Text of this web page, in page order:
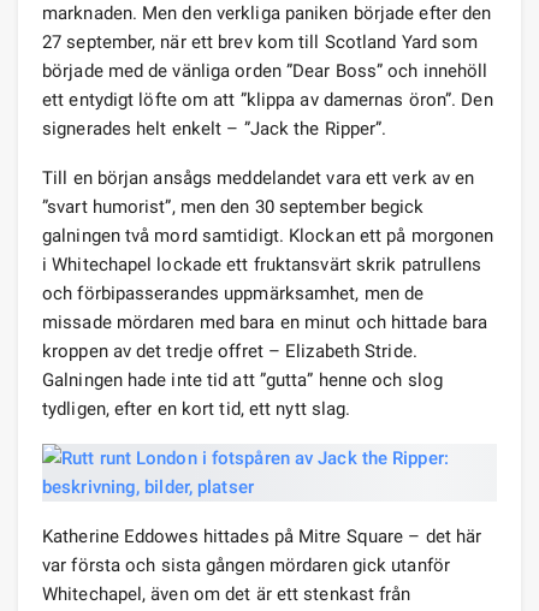
marknaden. Men den verkliga paniken började efter den
27 september, när ett brev kom till Scotland Yard som
började med de vänliga orden ”Dear Boss” och innehöll
ett entydigt löfte om att ”klippa av damernas öron”. Den
signerades helt enkelt – ”Jack the Ripper”.
Till en början ansågs meddelandet vara ett verk av en
”svart humorist”, men den 30 september begick
galningen två mord samtidigt. Klockan ett på morgonen
i Whitechapel lockade ett fruktansvärt skrik patrullens
och förbipasserandes uppmärksamhet, men de
missade mördaren med bara en minut och hittade bara
kroppen av det tredje offret – Elizabeth Stride.
Galningen hade inte tid att ”gutta” henne och slog
tydligen, efter en kort tid, ett nytt slag.
Katherine Eddowes hittades på Mitre Square – det här
var första och sista gången mördaren gick utanför
Whitechapel, även om det är ett stenkast från